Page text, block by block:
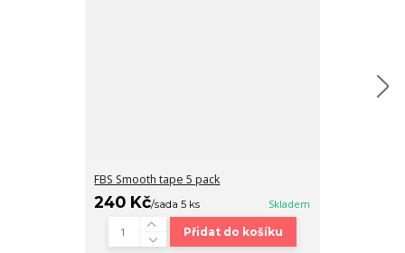
FBS Smooth tape 5 pack
240 Kč/sada 5 ks Skladem
Přidat do košíku